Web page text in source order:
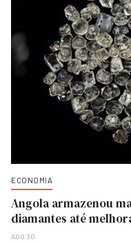
ECONOMIA
Angola armazenou
diamantes até
AGO 30